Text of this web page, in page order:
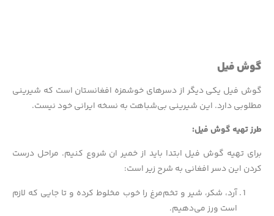
گوش فیل
گوش فیل یکی دیگر از دسرهای خوشمزه افغانستان است که شیرینی
مطلوبی دارد. این شیرینی بی‌شباهت به نسخه ایرانی خود نیست.
طرز تهیه گوش فیل:
برای تهیه گوش فیل ابتدا باید از خمیر ان شروع کنیم. مراحل درست
کردن این دسر افغانی به شرح زیر است:
آرد، شکر، شیر و تخم‌مرغ را خوب مخلوط کرده و تا جایی که لازم
است ورز می‌دهیم.